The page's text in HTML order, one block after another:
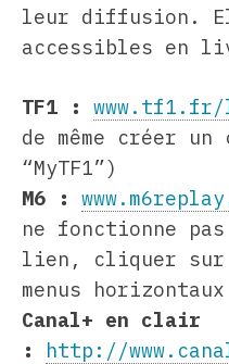
leur diffusion.
accessibles en
TF1 :
de même créer
“MyTF1”)
M6 :
ne fonctionne
lien, cliquer sur
menus
Canal+ en clair
:
http://